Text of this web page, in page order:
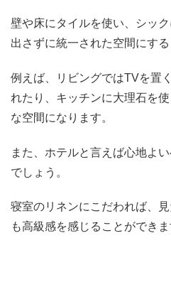
壁や床にタイルを使い、シッ
出さずに統一された空間にする
例えば、リビングではTVを置
れたり、キッチンに大理石を
な空間になります。
また、ホテルと言えば心地よ
でしょう。
寝室のリネンにこだわれば、
も高級感を感じることができま